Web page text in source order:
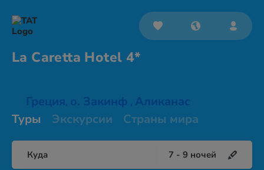
La Caretta Hotel 4*
Греция, о. Закинф , Аликанас
Туры
Экскурсии Страны мира
Куда 7 - 9 ночей